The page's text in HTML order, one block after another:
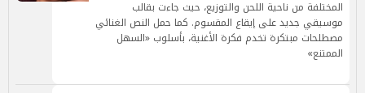
المختلفة من ناحية اللحن والتوزيع، حيث جاءت بقالب
موسيقي جديد على إيقاع المقسوم. كما حمل النص الغنائي
مصطلحات مبتكرة تخدم فكرة الأغنية، بأسلوب «السهل
الممتنع»